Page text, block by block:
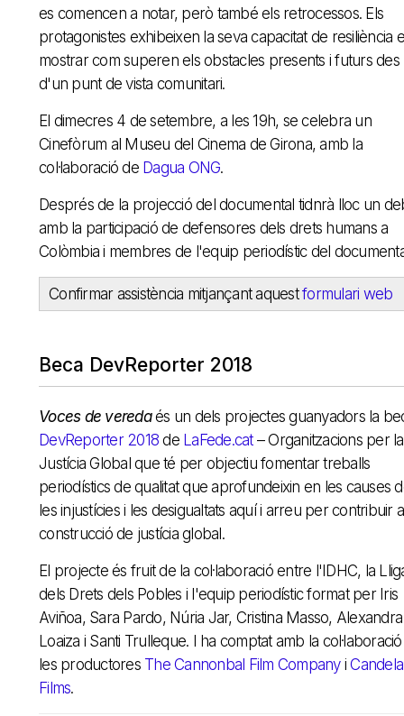
es comencen a notar, però també els retrocessos. Els
protagonistes exhibeixen la seva capacitat de resiliència
mostrar com superen els obstacles presents i futurs des
d'un punt de vista comunitari.
El dimecres 4 de setembre, a les 19h, se celebra un
Cinefòrum al Museu del Cinema de Girona, amb la
col·laboració de Dagua ONG.
Després de la projecció del documental tidnrà lloc un
amb la participació de defensores dels drets humans a
Colòmbia i membres de l'equip periodístic del
Confirmar assistència mitjançant aquestformulari web
Beca DevReporter 2018
Voces de veredaés un dels projectes guanyadors la
DevReporter 2018 de LaFede.cat– Organitzacions per la
Justícia Global que té per objectiu fomentar treballs
periodístics de qualitat que aprofundeixin en les causes
les injustícies i les desigualtats aquí i arreu per contribuir
construcció de justícia global.
El projecte és fruit de la col·laboració entre l'IDHC, la
dels Drets dels Pobles i l'equip periodístic format per Iris
Aviñoa, Sara Pardo, Núria Jar, Cristina Masso, Alexandra
Loaiza i Santi Trulleque. I ha comptat amb la
les productores The Cannonbal Film Companyi
Films.